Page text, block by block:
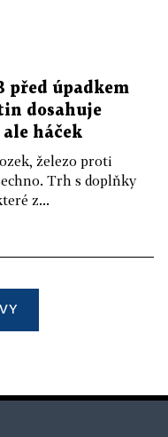
před úpadkem
dosahuje
háček
železo proti
Trh s doplňky
z...